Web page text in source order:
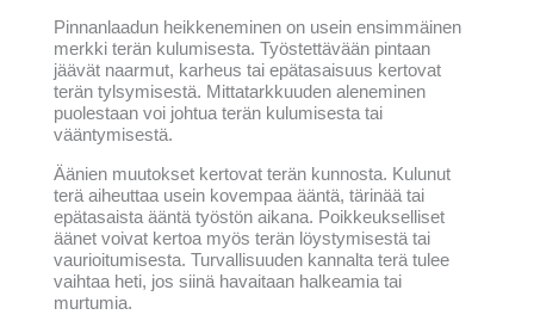
Pinnanlaadun heikkeneminen on usein ensimmäinen
merkki terän kulumisesta. Työstettävään pintaan
jäävät naarmut, karheus tai epätasaisuus kertovat
terän tylsymisestä. Mittatarkkuuden aleneminen
puolestaan voi johtua terän kulumisesta tai
vääntymisestä.
Äänien muutokset kertovat terän kunnosta. Kulunut
terä aiheuttaa usein kovempaa ääntä, tärinää tai
epätasaista ääntä työstön aikana. Poikkeukselliset
äänet voivat kertoa myös terän löystymisestä tai
vaurioitumisesta. Turvallisuuden kannalta terä tulee
vaihtaa heti, jos siinä havaitaan halkeamia tai
murtumia.